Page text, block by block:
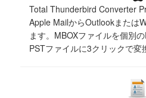
Total Thunderbird Converter
Apple MailからOutlookまたは
ます。MBOXファイルを個別
PSTファイルに3クリックで変